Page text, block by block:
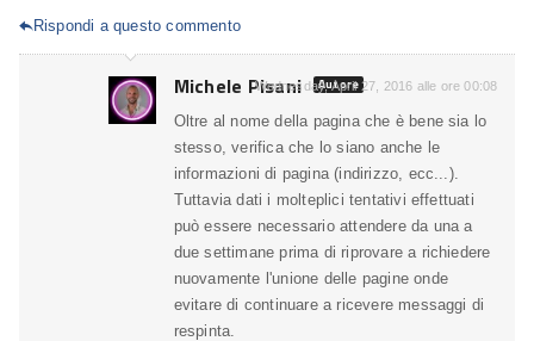
Rispondi a questo commento
Michele Pisani Autore
Wednesday, April 27, 2016 alle ore 00:08
Oltre al nome della pagina che è bene sia lo
stesso, verifica che lo siano anche le
informazioni di pagina (indirizzo, ecc...).
Tuttavia dati i molteplici tentativi effettuati
può essere necessario attendere da una a
due settimane prima di riprovare a richiedere
nuovamente l'unione delle pagine onde
evitare di continuare a ricevere messaggi di
respinta.